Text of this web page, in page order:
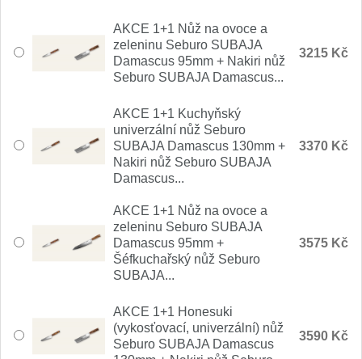
AKCE 1+1 Nůž na ovoce a
zeleninu Seburo SUBAJA
Damascus 95mm + Nakiri nůž
Seburo SUBAJA Damascus...
3215 Kč
AKCE 1+1 Kuchyňský
univerzální nůž Seburo
SUBAJA Damascus 130mm +
Nakiri nůž Seburo SUBAJA
Damascus...
3370 Kč
AKCE 1+1 Nůž na ovoce a
zeleninu Seburo SUBAJA
Damascus 95mm +
Šéfkuchařský nůž Seburo
SUBAJA...
3575 Kč
AKCE 1+1 Honesuki
(vykosťovací, univerzální) nůž
Seburo SUBAJA Damascus
3590 Kč